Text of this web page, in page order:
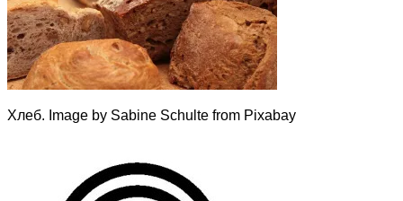
Хлеб. Image by Sabine Schulte from Pixabay